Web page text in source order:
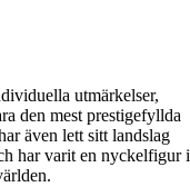
utmärkelser,
den mest prestigefyllda
även lett sitt landslag
har varit en nyckelfigur i